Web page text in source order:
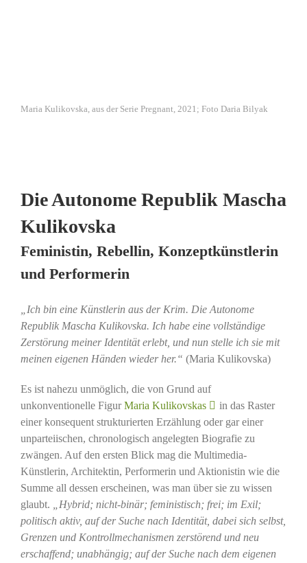
Maria Kulikovska, aus der Serie Pregnant, 2021; Foto Daria Bilyak
Die Autonome Republik Mascha
Kulikovska
Feministin, Rebellin, Konzeptkünstlerin
und Performerin
„Ich bin eine Künstlerin aus der Krim. Die Autonome
Republik Mascha Kulikovska. Ich habe eine vollständige
Zerstörung meiner Identität erlebt, und nun stelle ich sie mit
meinen eigenen Händen wieder her.“ (Maria Kulikovska)
Es ist nahezu unmöglich, die von Grund auf
unkonventionelle FigurMaria Kulikovskas
in das Raster
einer konsequent strukturierten Erzählung oder gar einer
unparteiischen, chronologisch angelegten Biografie zu
zwängen. Auf den ersten Blick mag die Multimedia-
Künstlerin, Architektin, Performerin und Aktionistin wie die
Summe all dessen erscheinen, was man über sie zu wissen
glaubt.
„Hybrid; nicht-binär; feministisch; frei; im Exil;
politisch aktiv, auf der Suche nach Identität, dabei sich selbst,
Grenzen und Kontrollmechanismen zerstörend und neu
erschaffend; unabhängig; auf der Suche nach dem eigenen